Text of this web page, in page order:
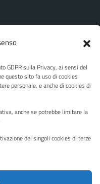
GDPR sulla Privacy, ai sensi del
questo sito fa uso di cookies
personale, e anche di cookies di
anche se potrebbe limitare la
dei singoli cookies di terze